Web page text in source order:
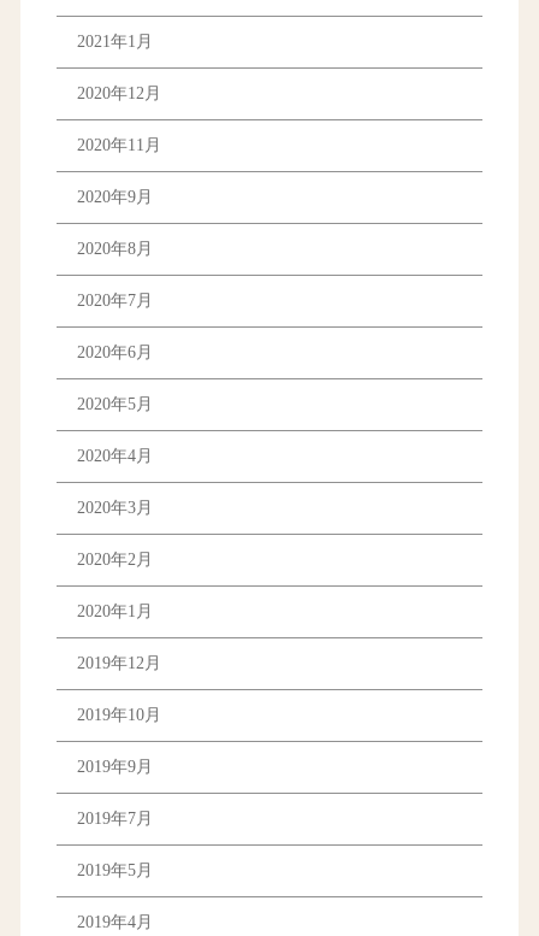
2021年1月
2020年12月
2020年11月
2020年9月
2020年8月
2020年7月
2020年6月
2020年5月
2020年4月
2020年3月
2020年2月
2020年1月
2019年12月
2019年10月
2019年9月
2019年7月
2019年5月
2019年4月